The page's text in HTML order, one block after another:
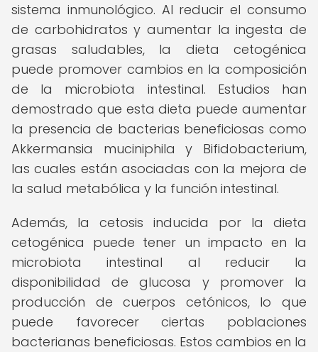
sistema inmunológico. Al reducir el consumo
de carbohidratos y aumentar la ingesta de
grasas saludables, la dieta cetogénica
puede promover cambios en la composición
de la microbiota intestinal. Estudios han
demostrado que esta dieta puede aumentar
la presencia de bacterias beneficiosas como
Akkermansia muciniphila y Bifidobacterium,
las cuales están asociadas con la mejora de
la salud metabólica y la función intestinal.
Además, la cetosis inducida por la dieta
cetogénica puede tener un impacto en la
microbiota intestinal al reducir la
disponibilidad de glucosa y promover la
producción de cuerpos cetónicos, lo que
puede favorecer ciertas poblaciones
bacterianas beneficiosas. Estos cambios en la